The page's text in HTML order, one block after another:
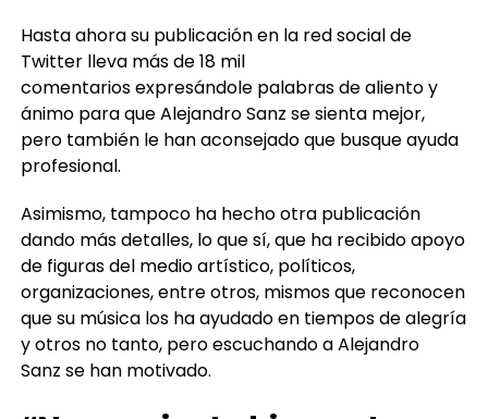
Hasta ahora su publicación en la red social de
Twitter lleva más de 18 mil
comentarios expresándole palabras de aliento y
ánimo para que Alejandro Sanz se sienta mejor,
pero también le han aconsejado que busque ayuda
profesional.
Asimismo, tampoco ha hecho otra publicación
dando más detalles, lo que sí, que ha recibido apoyo
de figuras del medio artístico, políticos,
organizaciones, entre otros, mismos que reconocen
que su música los ha ayudado en tiempos de alegría
y otros no tanto, pero escuchando a Alejandro
Sanz se han motivado.